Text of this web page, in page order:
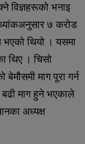
विज्ञहरूको भनाइ
७ करोड
थियो । यसमा
थिए । चिसो
माग पूरा गर्न
बढी माग हुने भएकाले
अध्यक्ष